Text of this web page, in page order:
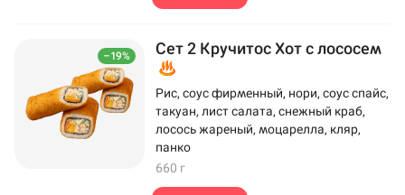
–19% Сет 2 Кручитос Хот с лососем
Рис, соус фирменный, нори, соус спайс,
такуан, лист салата, снежный краб,
лосось жареный, моцарелла, кляр,
панко
660 г